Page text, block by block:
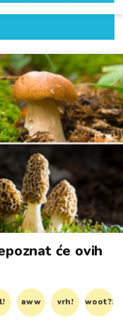
će ovih
aww vrh! woot?!